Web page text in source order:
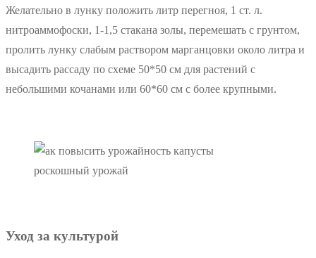
Желательно в лунку положить литр перегноя, 1 ст. л.
нитроаммофоски, 1-1,5 стакана золы, перемешать с грунтом,
пролить лунку слабым раствором марганцовки около литра и
высадить рассаду по схеме 50*50 см для растений с
небольшими кочанами или 60*60 см с более крупными.
роскошный урожай
Уход за культурой